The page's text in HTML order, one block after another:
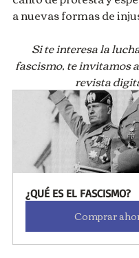
a nuevas formas de
Si te interesa la
fascismo, te invitamos
revista
¿QUÉ ES EL FASCISMO?
Comprar